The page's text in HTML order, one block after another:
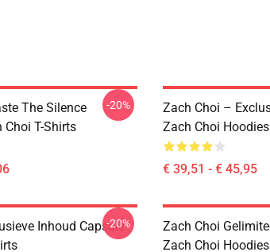
The Silence
Choi T-Shirts
-20%
Zach Choi –
Zach Choi Hoodies
€ 39,51 - € 45,95
Inhoud Capsule
-20%
Zach Choi
Zach Choi Hoodies